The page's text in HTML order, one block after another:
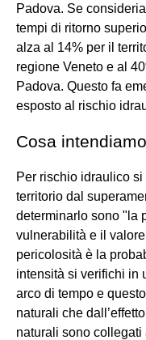
Padova. Se
tempi di ritorno
alza al 14% per il
regione Veneto e al
Padova. Questo fa
esposto al rischio
Cosa
Per rischio idraulico
territorio dal
determinarlo sono "la
vulnerabilità e il
pericolosità è la
intensità si verifichi in
arco di tempo e
naturali che
naturali sono